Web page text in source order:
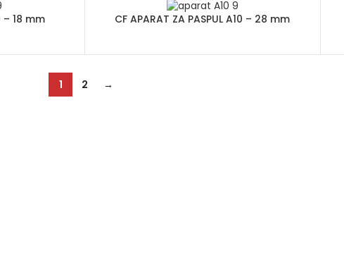
– 18 mm CF APARAT ZA PASPUL A10 – 28 mm
1 2 →